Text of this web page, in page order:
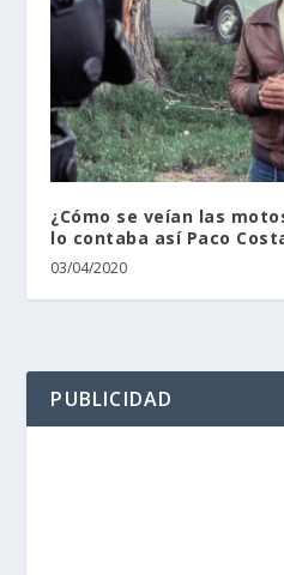
¿Cómo se veían las
lo contaba así Paco
03/04/2020
PUBLICIDAD